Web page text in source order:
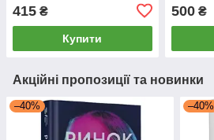
415 ₴
Купити
500₴
Акційні пропозиції та новинки
–40% –40%